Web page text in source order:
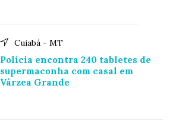
Cuiabá - MT
Polícia encontra 240 tabletes de
supermaconha com casal em
Várzea Grande